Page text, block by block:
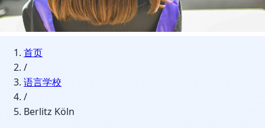
首页
/
语言学校
/
Berlitz Köln